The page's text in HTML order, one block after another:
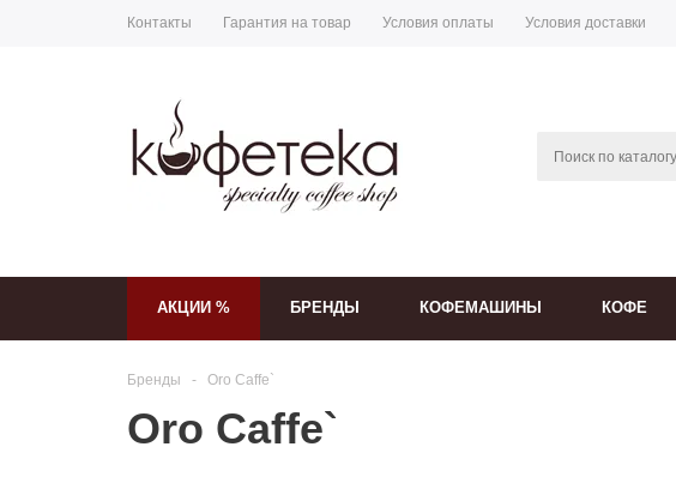
Контакты Гарантия на товар Условия оплаты Условия доставки
АКЦИИ % БРЕНДЫ КОФЕМАШИНЫ КОФЕ
Бренды - Oro Caffe`
Oro Caffe`